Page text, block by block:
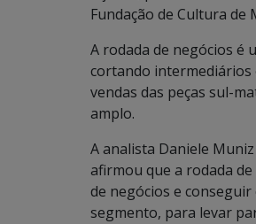
Fundação de Cultura de
A rodada de negócios é
cortando intermediários
vendas das peças sul-
amplo.
A analista Daniele
afirmou que a rodada
de negócios e
segmento, para levar